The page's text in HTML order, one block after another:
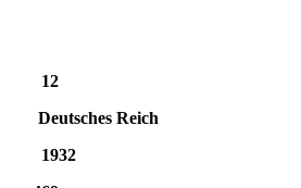
12
Reich
1932